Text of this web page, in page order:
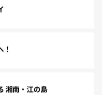
！
湘南・江の島